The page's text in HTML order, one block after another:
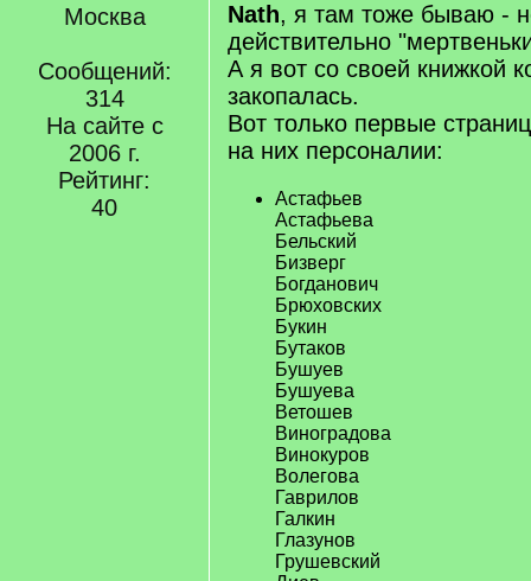
Москва
Сообщений:
314
На сайте с
2006 г.
Рейтинг:
40
Nath, я там тоже бываю -
действительно
А я вот со своей книжкой
закопалась.
Вот только первые
на них персоналии:
Астафьев
Астафьева
Бельский
Бизверг
Богданович
Брюховских
Букин
Бутаков
Бушуев
Бушуева
Ветошев
Виноградова
Винокуров
Волегова
Гаврилов
Галкин
Глазунов
Грушевский